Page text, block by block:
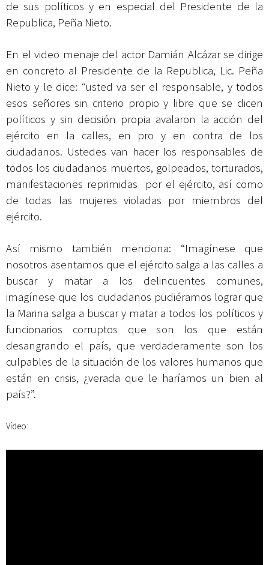
de sus políticos y en especial del Presidente de la
Republica, Peña Nieto.
En el video menaje del actor Damián Alcázar se dirige
en concreto al Presidente de la Republica, Lic. Peña
Nieto y le dice: “usted va ser el responsable, y todos
esos señores sin criterio propio y libre que se dicen
políticos y sin decisión propia avalaron la acción del
ejército en la calles, en pro y en contra de los
ciudadanos. Ustedes van hacer los responsables de
todos los ciudadanos muertos, golpeados, torturados,
manifestaciones reprimidas por el ejército, así como
de todas las mujeres violadas por miembros del
ejército.
Así mismo también menciona: “Imagínese que
nosotros asentamos que el ejército salga a las calles a
buscar y matar a los delincuentes comunes,
imagínese que los ciudadanos pudiéramos lograr que
la Marina salga a buscar y matar a todos los políticos y
funcionarios corruptos que son los que están
desangrando el país, que verdaderamente son los
culpables de la situación de los valores humanos que
están en crisis, ¿verada que le haríamos un bien al
país?”.
Vídeo: